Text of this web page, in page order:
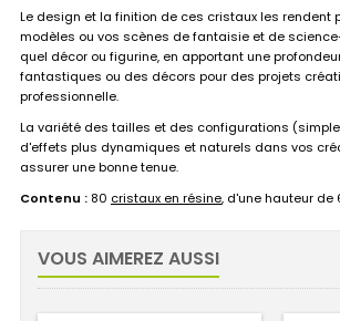
Le design et la finition de ces cristaux les
modèles ou vos scènes de fantaisie et de
quel décor ou figurine, en apportant une
fantastiques ou des décors pour des projets
professionnelle.
La variété des tailles et des configurations
d'effets plus dynamiques et naturels dans vos
assurer une bonne tenue.
Contenu : 80 cristaux en résine, d'une hauteur de
VOUS AIMEREZ AUSSI